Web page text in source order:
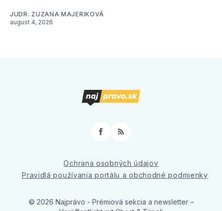
JUDR. ZUZANA MAJERIKOVÁ
august 4, 2026
Facebook
RSS
Ochrana osobných údajov
Pravidlá používania portálu a obchodné podmienky
© 2026 Najprávo - Prémiová sekcia a newsletter –